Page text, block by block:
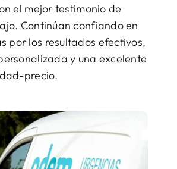
el mejor testimonio de
Continúan confiando en
por los resultados efectivos,
y una excelente
precio.